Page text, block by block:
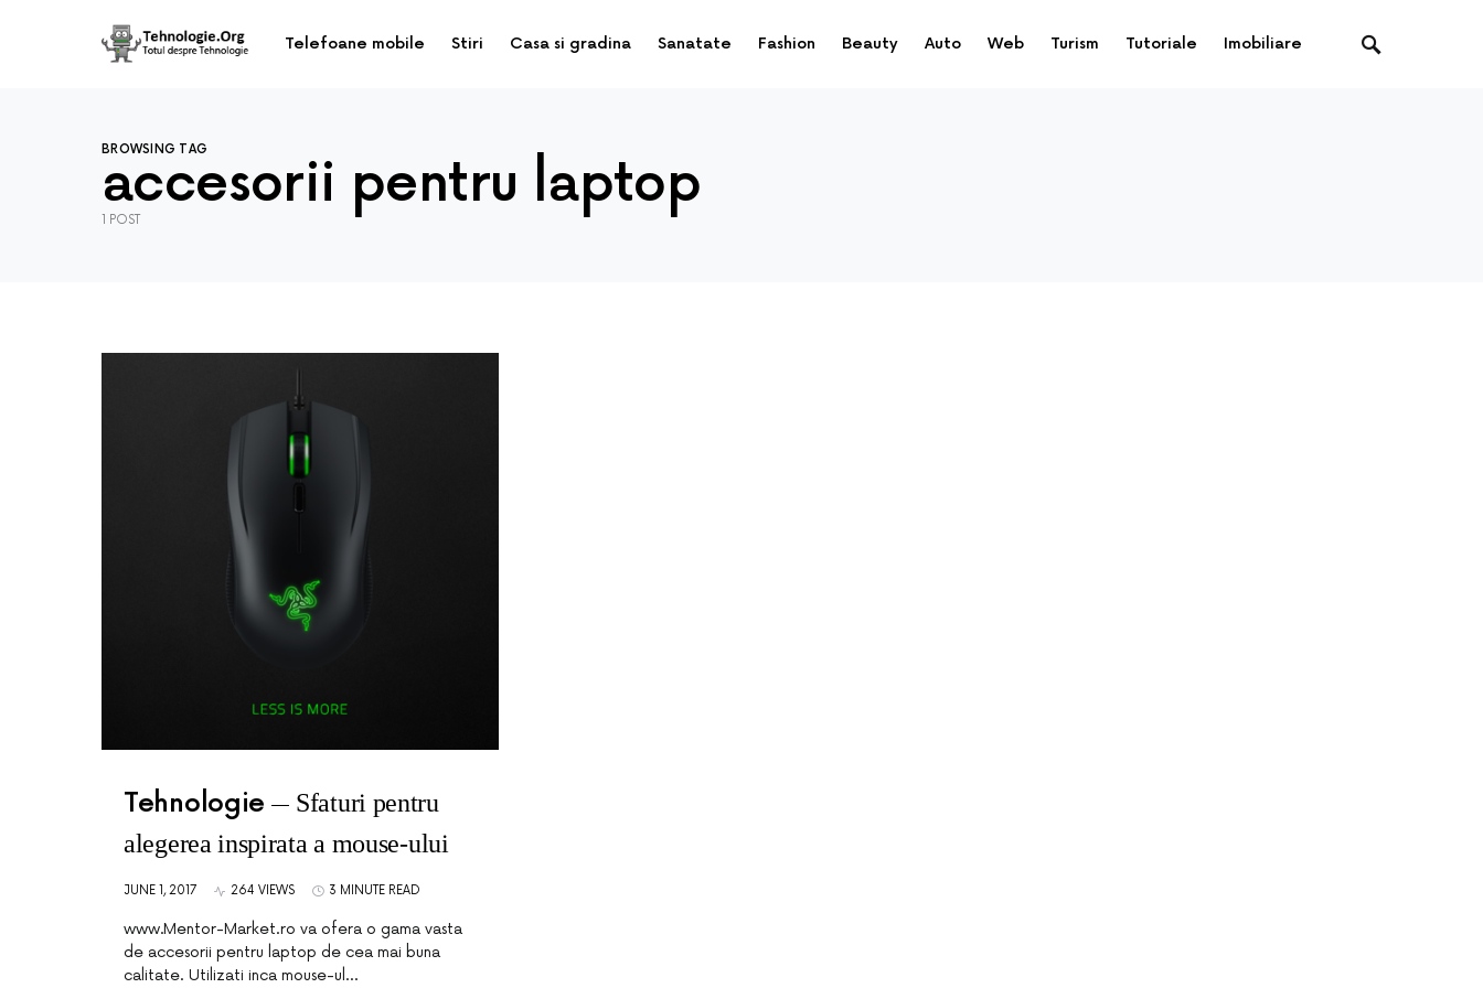
Telefoane mobile Stiri Casa si gradina Sanatate Fashion Beauty Auto Web Turism Tutoriale Imobiliare
BROWSING TAG
accesorii pentru laptop
1 POST
Tehnologie
Sfaturi pentru
alegerea inspirata a mouse-ului
JUNE 1, 2017 264 VIEWS 3 MINUTE READ
www.Mentor-Market.ro va ofera o gama vasta
de accesorii pentru laptop de cea mai buna
calitate. Utilizati inca mouse-ul…